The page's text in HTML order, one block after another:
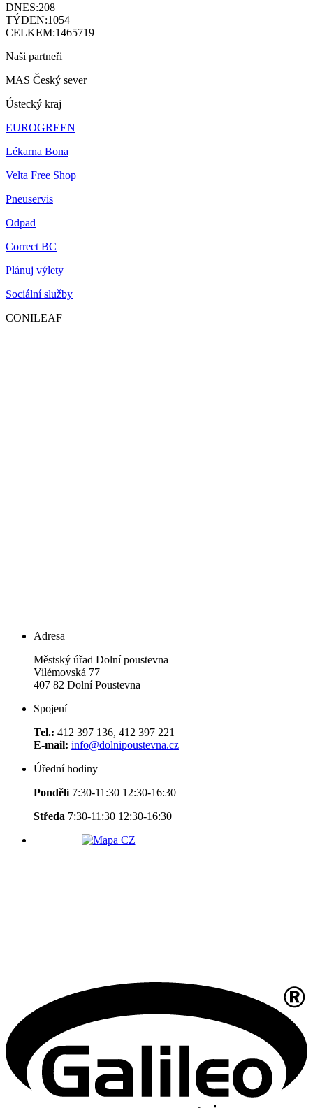
DNES:208
TÝDEN:1054
CELKEM:1465719
Naši partneři
MAS Český sever
Ústecký kraj
EUROGREEN
Lékarna Bona
Velta Free Shop
Pneuservis
Odpad
Correct BC
Plánuj výlety
Sociální služby
CONILEAF
Adresa
Městský úřad Dolní poustevna
Vilémovská 77
407 82 Dolní Poustevna
Spojení
Tel.: 412 397 136, 412 397 221
E-mail: info@dolnipoustevna.cz
Úřední hodiny
Pondělí 7:30-11:30 12:30-16:30
Středa 7:30-11:30 12:30-16:30